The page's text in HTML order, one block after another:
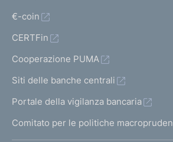
€-coin
CERTFin
Cooperazione PUMA
Siti delle banche centrali
Portale della vigilanza bancaria
Comitato per le politiche